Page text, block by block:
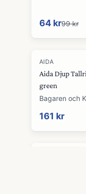
64 kr99 kr
AIDA
Aida Djup
green
Bagaren och
161 kr